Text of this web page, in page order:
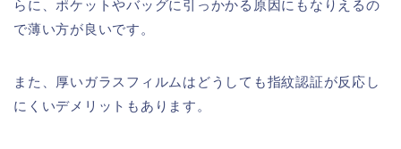
らに、ポケットやバッグに引っかかる原因にもなりえるの
で薄い方が良いです。
また、厚いガラスフィルムはどうしても指紋認証が反応し
にくいデメリットもあります。